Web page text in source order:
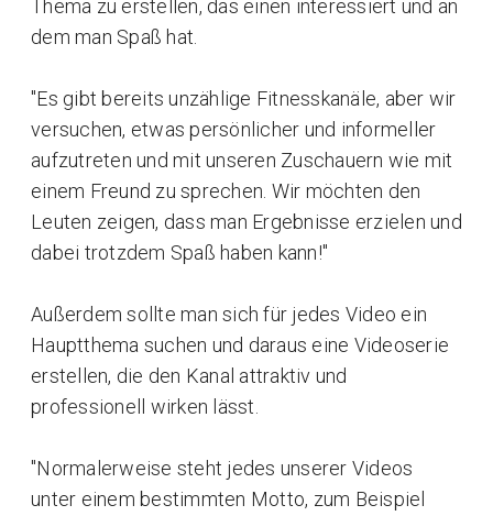
Thema zu erstellen, das einen interessiert und an
dem man Spaß hat.
"Es gibt bereits unzählige Fitnesskanäle, aber wir
versuchen, etwas persönlicher und informeller
aufzutreten und mit unseren Zuschauern wie mit
einem Freund zu sprechen. Wir möchten den
Leuten zeigen, dass man Ergebnisse erzielen und
dabei trotzdem Spaß haben kann!"
Außerdem sollte man sich für jedes Video ein
Hauptthema suchen und daraus eine Videoserie
erstellen, die den Kanal attraktiv und
professionell wirken lässt.
"Normalerweise steht jedes unserer Videos
unter einem bestimmten Motto, zum Beispiel